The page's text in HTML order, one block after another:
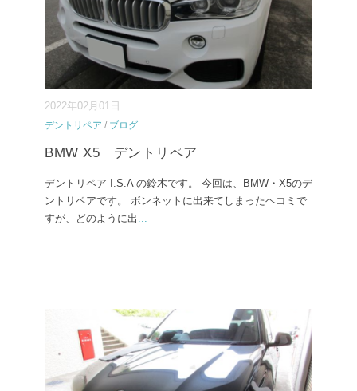
2022年02月01日
デントリペア / ブログ
BMW X5 デントリペア
デントリペア I.S.A の鈴木です。 今回は、BMW・X5のデ
ントリペアです。 ボンネットに出来てしまったヘコミで
すが、どのように出 ...